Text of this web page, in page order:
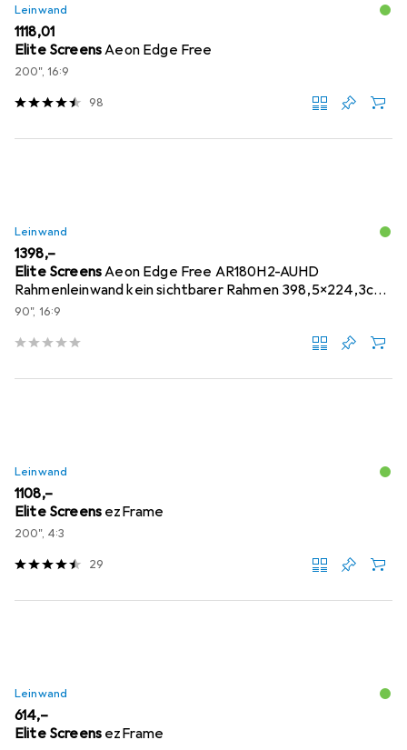
Leinwand
EUR
1118,01
Elite ScreensAeon Edge Free
200", 16:9
98
Leinwand
EUR
1398,–
Elite ScreensAeon Edge Free AR180H2-AUHD
Rahmenleinwand kein sichtbarer Rahmen 398,5x224,3cm
16:9
90", 16:9
Leinwand
EUR
1108,–
Elite Screens ezFrame
200", 4:3
29
Leinwand
EUR
614,–
Elite Screens ezFrame